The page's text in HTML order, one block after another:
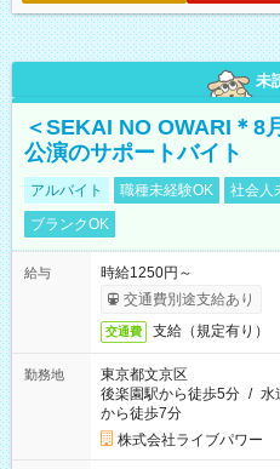
未
＜SEKAI NO OWARI＊8
公演のサポートバイト
アルバイト 職種未経験OK 社会人
ブランクOK
給与
時給1250円～
交通費別途支給あり
交通費 支給（規定有り）
勤務地
東京都文京区
後楽園駅から徒歩5分 / 水
から徒歩7分
株式会社ライブパワー